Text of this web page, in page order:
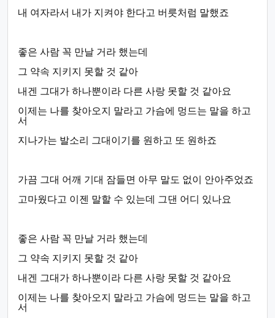
내 여자라서 내가 지켜야 한다고 버릇처럼 말했죠
좋은 사람 꼭 만날 거라 했는데
그 약속 지키지 못할 것 같아
내겐 그대가 하나뿐이라 다른 사랑 못할 것 같아요
이제는 나를 찾아오지 말라고 가슴에 멍드는 말을 하고
서
지나가는 발소리 그대이기를 원하고 또 원하죠
가끔 그대 어깨 기대 잠들면 아무 말도 없이 안아주었죠
고마웠다고 이젠 말할 수 있는데 그댄 어디 있나요
좋은 사람 꼭 만날 거라 했는데
그 약속 지키지 못할 것 같아
내겐 그대가 하나뿐이라 다른 사랑 못할 것 같아요
이제는 나를 찾아오지 말라고 가슴에 멍드는 말을 하고
서